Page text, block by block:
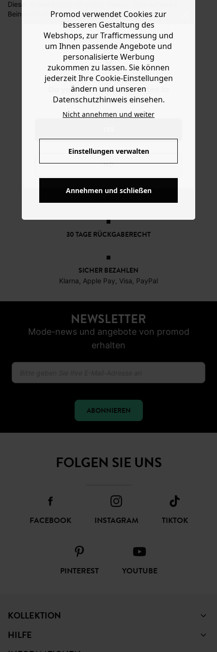
Do you want to be redirected to
www.promod.com ?
NO
Sie haben das Recht binnen30 Tagennach Erhalt der
Ware die Artikel zurückzuschicken oder umzutauschen.
Dieser Artikel enthält recycelte Fasern. Ultra-schlanke
Beine und ein sexy Po: die Push-up Skinny-Jeans
ERNEST streckt die Beine und formt den Po. Ein Must-
have für jeden Kleiderschrank. Das Modell aus Denim hat
Gürtelschlaufen, Nietenknopf mit Zipper, Metallösen und
KOSTENFREIE LIEFERUNG
30 TAGE RÜCKGABERECHT
SICHER BEZAHLEN
Klarna, Apple Pay, Visa, PayPal
NEWSLETTER
Mode-news und angebote von promod
erhalten
ABONNIEREN
FOLGEN SIE UNS
FACEBOOK INSTAGRAM TIKTOK
PINTEREST YOUTUBE
KOLLEKTION
HILFE
Promod verwendet Cookies zur
besseren Gestaltung des
Webshops, zur Trafficmessung und
um Ihnen passende Angebote und
personalisierte Werbung
zukommen zu lassen. Sie können
jederzeit Ihre Cookie-Einstellungen
ändern und unseren
Datenschutzhinweis einsehen.
Nicht annehmen und weiter
Einstellungen verwalten
Annehmen und schließen